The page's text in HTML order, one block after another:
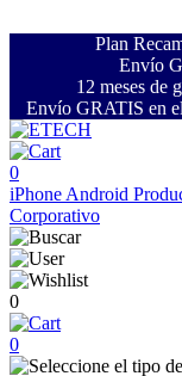
Plan
Envío
12 meses de
Envío GRATIS en
0
iPhone Android
Corporativo
0
0